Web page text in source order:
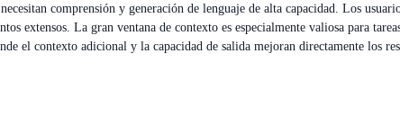
comprensión y generación de lenguaje de alta capacidad. Los
extensos. La gran ventana de contexto es especialmente valiosa para
el contexto adicional y la capacidad de salida mejoran directamente los